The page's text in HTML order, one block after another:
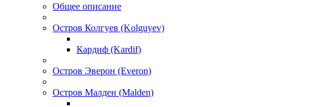
Общее описание
Остров Колгуев (Kolguyev)
Кардиф (Kardif)
Остров Эверон (Everon)
Остров Малден (Malden)